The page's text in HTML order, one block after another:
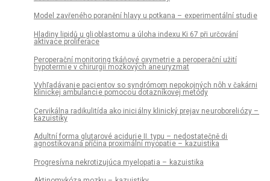
Model zavřeného poranění hlavy u potkana – experimentální studi e
Hladiny lipidů u gli oblastomu a úloha indexu Ki 67 při určování
aktivace proliferace
Peroperační monitoring tkáňové oxymetri e a peroperační užití
hypotermi e v chirurgii mozkových ane uryzmat
Vyhľadávani e paci entov so syndrómom nepokojných nôh v čakárni
klinickej ambulanci e pomoco u dotazníkovej metódy
Cervikálna radikulitída ako inici álny klinický prejav ne uroboreli ózy –
kazuistiky
Adultní forma glutarové aciduri e II. typu – nedostatečně di
agnostikovaná příčina proximální myopati e – kazuistika
Progresívna nekrotizujúca myelopati a – kazuistika